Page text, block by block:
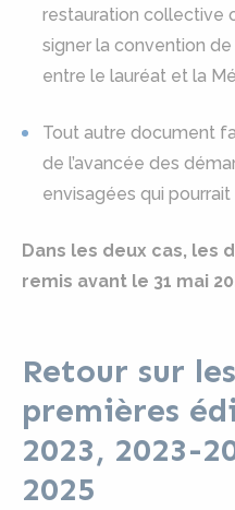
restauration collective
signer la convention
entre le lauréat et la
Tout autre document
de l’avancée des
envisagées qui
Dans les deux cas, les
remis avant le 31 mai
Retour sur
premières
2023, 2023-
2025